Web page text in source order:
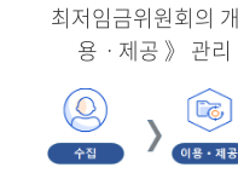
최저임금위원회의
용ㆍ제공 》 관